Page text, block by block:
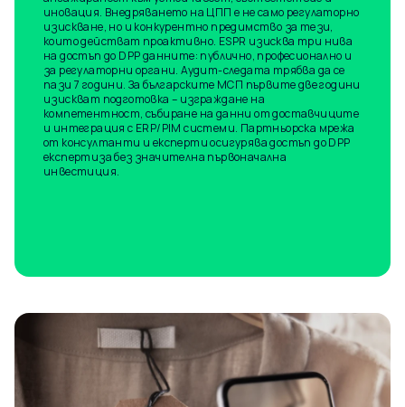
иновация. Внедряването на ЦПП е не само регулаторно
изискване, но и конкурентно предимство за тези,
които действат проактивно. ESPR изисква три нива
на достъп до DPP данните: публично, професионално и
за регулаторни органи. Аудит-следата трябва да се
пази 7 години. За българските МСП първите две години
изискват подготовка – изграждане на
компетентност, събиране на данни от доставчиците
и интеграция с ERP/PIM системи. Партньорска мрежа
от консултанти и експерти осигурява достъп до DPP
експертиза без значителна първоначална
инвестиция.